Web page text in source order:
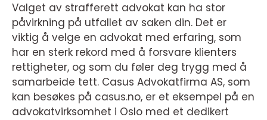
Valget av strafferett advokat kan ha stor
påvirkning på utfallet av saken din. Det er
viktig å velge en advokat med erfaring, som
har en sterk rekord med å forsvare klienters
rettigheter, og som du føler deg trygg med å
samarbeide tett. Casus Advokatfirma AS, som
kan besøkes på casus.no, er et eksempel på en
advokatvirksomhet i Oslo med et dedikert